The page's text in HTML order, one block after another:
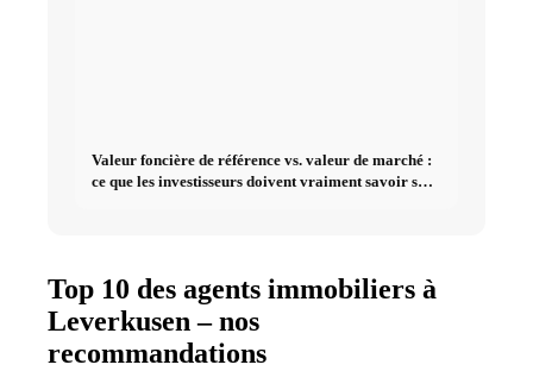
Valeur foncière de référence vs. valeur de marché :
ce que les investisseurs doivent vraiment savoir sur
Top 10 des agents immobiliers à
Leverkusen – nos
recommandations